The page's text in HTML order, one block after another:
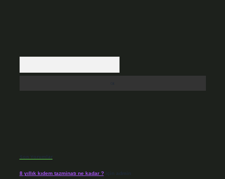
Son Yorumlar
8 yıllık kıdem tazminatı ne kadar ?için admin